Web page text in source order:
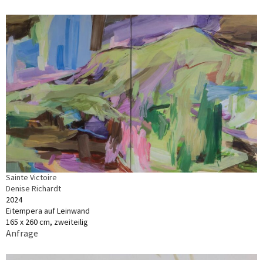
Sainte Victoire
Denise Richardt
2024
Eitempera auf Leinwand
165 x 260 cm, zweiteilig
Anfrage